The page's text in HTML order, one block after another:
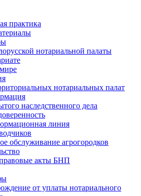
практика
нотариальной палаты
нотариальных палат
наследственного дела
линия
обслуживание агрогородков
акты БНП
от уплаты нотариального